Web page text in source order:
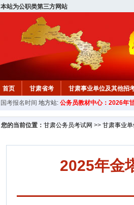
本站为公职类第三方网站
首页 甘肃省考 甘肃事业单位及其他招
国考报名时间 地方站: 公务员教材中心：2026年
您的当前位置： 甘肃公务员考试网 >> 甘肃事业
2025年金